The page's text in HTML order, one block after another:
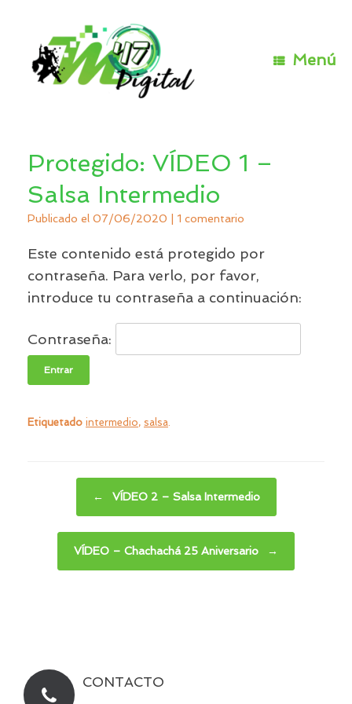
Menú
Protegido: VÍDEO 1 –
Salsa Intermedio
Publicado el 07/06/2020 1 comentario
Este contenido está protegido por
contraseña. Para verlo, por favor,
introduce tu contraseña a continuación:
Contraseña:
Etiquetado intermedio, salsa
← VÍDEO 2 – Salsa Intermedio
VÍDEO – Chachachá 25 Aniversario →
CONTACTO